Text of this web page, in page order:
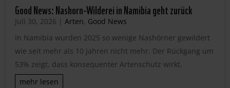
Good News: Nashorn-Wilderei in Namibia geht zurück
Juli 30, 2026 | Arten, Good News
In Namibia wurden 2025 so wenige Nashörner gewildert
wie seit mehr als 10 Jahren nicht mehr. Der Rückgang um
53% zeigt, dass konsequenter Artenschutz wirkt.
mehr lesen